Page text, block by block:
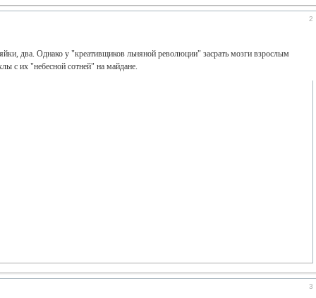
2
два. Однако у "креативщиков льняной революции" засрать мозги взрослым
с их "небесной сотней" на майдане.
3